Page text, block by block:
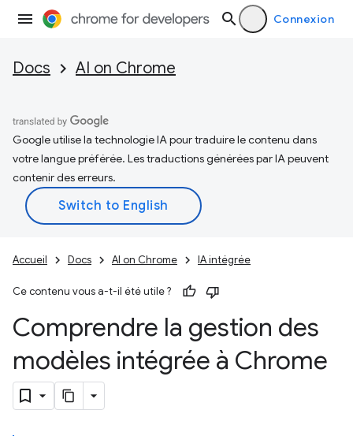
Connexion
Docs AI on Chrome
Google utilise la technologie IA pour traduire le contenu dans
votre langue préférée. Les traductions générées par IA peuvent
contenir des erreurs.
Accueil Docs AI on Chrome IA intégrée
Ce contenu vous a-t-il été utile ?
Comprendre la gestion des
modèles intégrée à Chrome